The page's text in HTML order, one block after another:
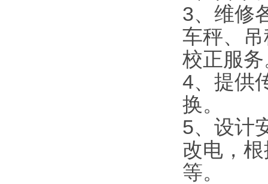
3、维修
车秤、
校正服
4、提供
换。
5、设计
改电，
等。